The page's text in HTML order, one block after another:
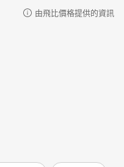
由飛比價格提供的資訊